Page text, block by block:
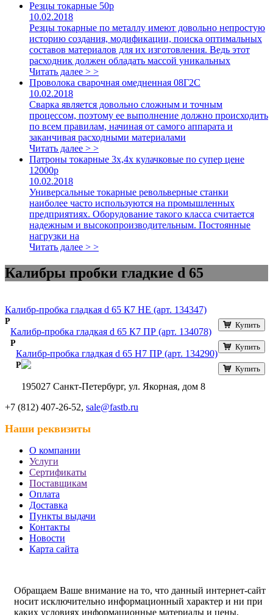
Резцы токарные 50р
10.02.2018
Резцы токарные по металлу имеют довольно непростую
историю создания, модификации, поиска оптимальных
составов материалов для их изготовления. Ведь этот
расходник должен обладать массой уникальных
Читать далее > >
Проволока сварочная омедненная 08Г2С
10.02.2018
Сварка является довольно сложным и точным
процессом, поэтому ее выполнение должно происходить
по всем правилам, начиная от самого аппарата и
заканчивая расходными материалами
Читать далее > >
Патроны токарные 3х,4х кулачковые по супер цене
12000р
10.02.2018
Универсальные токарные револьверные станки
наиболее часто используются на промышленных
предприятиях. Оборудование такого класса считается
надежным и высокопроизводительным. Постоянные
нагрузки на
Читать далее > >
Калибры пробки гладкие d 65
Калибр-пробка гладкая d 65 К7 НЕ (арт. 134347)
Р Купить
Калибр-пробка гладкая d 65 К7 ПР (арт. 134078)
Р Купить
Калибр-пробка гладкая d 65 Н7 ПР (арт. 134290)
Р Купить
195027 Санкт-Петербург, ул. Якорная, дом 8
+7 (812) 407-26-52, sale@fastb.ru
Наши реквизиты
О компании
Услуги
Сертификаты
Поставщикам
Оплата
Доставка
Пункты выдачи
Контакты
Новости
Карта сайта
Обращаем Ваше внимание на то, что данный интернет-сайт
носит исключительно информационный характер и ни при
каких условиях информационные материалы и цены,